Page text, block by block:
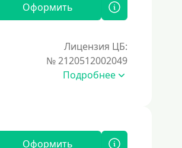
Оформить
Лицензия ЦБ:
№ 2120512002049
Подробнее
Оформить